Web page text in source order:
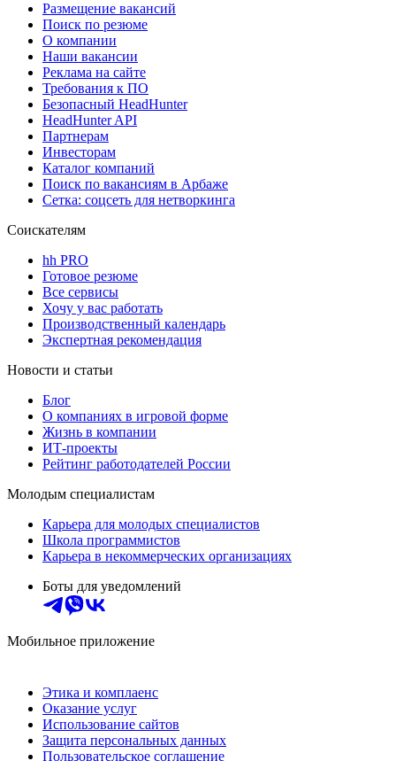
Размещение вакансий
Поиск по резюме
О компании
Наши вакансии
Реклама на сайте
Требования к ПО
Безопасный HeadHunter
HeadHunter API
Партнерам
Инвесторам
Каталог компаний
Поиск по вакансиям в Арбаже
Сетка: соцсеть для нетворкинга
Соискателям
hh PRO
Готовое резюме
Все сервисы
Хочу у вас работать
Производственный календарь
Экспертная рекомендация
Новости и статьи
Блог
О компаниях в игровой форме
Жизнь в компании
ИТ-проекты
Рейтинг работодателей России
Молодым специалистам
Карьера для молодых специалистов
Школа программистов
Карьера в некоммерческих организациях
Боты для уведомлений
Мобильное приложение
Этика и комплаенс
Оказание услуг
Использование сайтов
Защита персональных данных
Пользовательское соглашение